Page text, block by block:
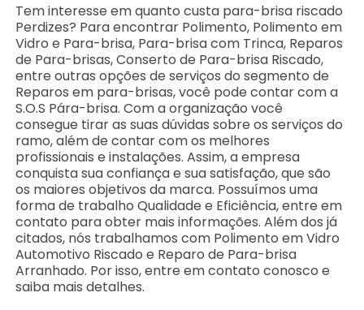
Tem interesse em quanto custa para-brisa riscado
Perdizes? Para encontrar Polimento, Polimento em
Vidro e Para-brisa, Para-brisa com Trinca, Reparos
de Para-brisas, Conserto de Para-brisa Riscado,
entre outras opções de serviços do segmento de
Reparos em para-brisas, você pode contar com a
S.O.S Pára-brisa. Com a organização você
consegue tirar as suas dúvidas sobre os serviços do
ramo, além de contar com os melhores
profissionais e instalações. Assim, a empresa
conquista sua confiança e sua satisfação, que são
os maiores objetivos da marca. Possuímos uma
forma de trabalho Qualidade e Eficiência, entre em
contato para obter mais informações. Além dos já
citados, nós trabalhamos com Polimento em Vidro
Automotivo Riscado e Reparo de Para-brisa
Arranhado. Por isso, entre em contato conosco e
saiba mais detalhes.